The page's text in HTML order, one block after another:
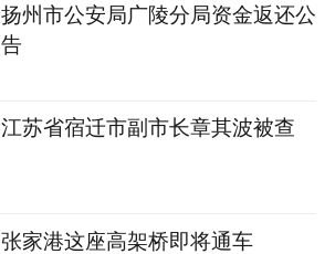
扬州市公安局广陵分局资金返还公
告
江苏省宿迁市副市长章其波被查
张家港这座高架桥即将通车